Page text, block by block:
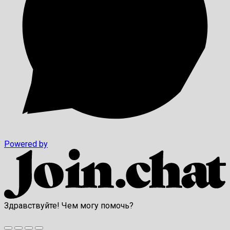
Powered by
Здравствуйте! Чем могу помочь?